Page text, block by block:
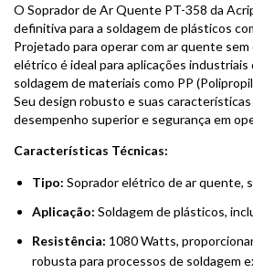
O Soprador de Ar Quente PT-358 da
definitiva para a soldagem de plásticos
Projetado para operar com ar quente
elétrico é ideal para aplicações industriais
soldagem de materiais como PP
Seu design robusto e suas
desempenho superior e segurança em
Características Técnicas:
Tipo: Soprador elétrico de ar quente,
Aplicação: Soldagem de plásticos,
Resistência: 1080 Watts,
robusta para processos de soldagem